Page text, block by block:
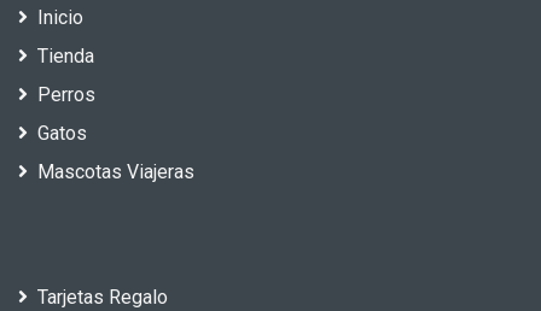
Inicio
Tienda
Perros
Gatos
Mascotas Viajeras
Tarjetas Regalo